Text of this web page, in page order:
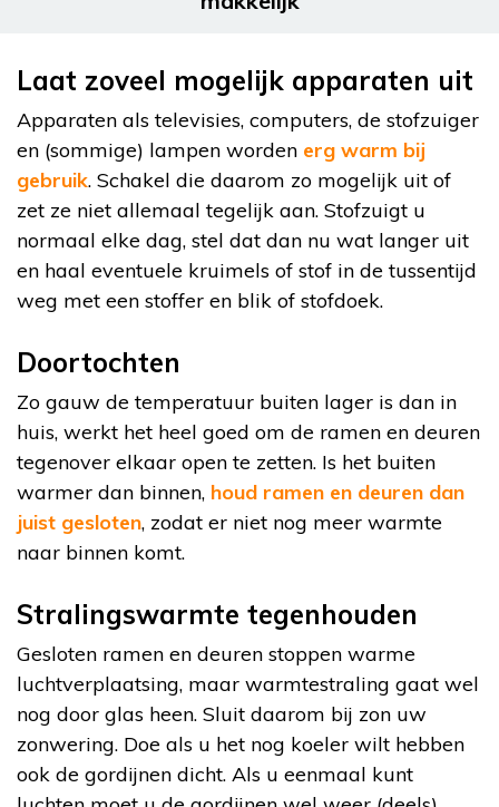
Laat zoveel mogelijk apparaten uit
Apparaten als televisies, computers, de stofzuiger
en (sommige) lampen worden erg warm bij
gebruik. Schakel die daarom zo mogelijk uit of
zet ze niet allemaal tegelijk aan. Stofzuigt u
normaal elke dag, stel dat dan nu wat langer uit
en haal eventuele kruimels of stof in de tussentijd
weg met een stoffer en blik of stofdoek.
Doortochten
Zo gauw de temperatuur buiten lager is dan in
huis, werkt het heel goed om de ramen en deuren
tegenover elkaar open te zetten. Is het buiten
warmer dan binnen, houd ramen en deuren dan
juist gesloten, zodat er niet nog meer warmte
naar binnen komt.
Stralingswarmte tegenhouden
Gesloten ramen en deuren stoppen warme
luchtverplaatsing, maar warmtestraling gaat wel
nog door glas heen. Sluit daarom bij zon uw
zonwering. Doe als u het nog koeler wilt hebben
ook de gordijnen dicht. Als u eenmaal kunt